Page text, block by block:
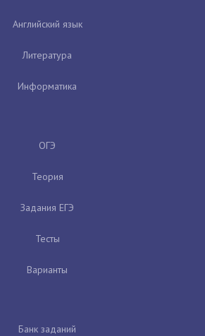
Английский язык
Литература
Информатика
ОГЭ
Теория
Задания ЕГЭ
Тесты
Варианты
Банк заданий